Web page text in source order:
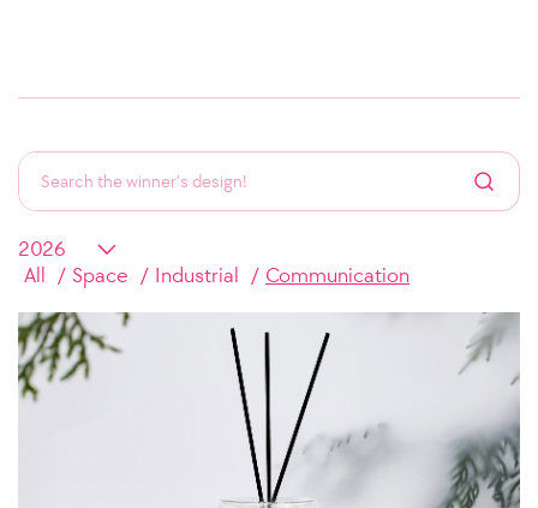
All Space Industrial Communication